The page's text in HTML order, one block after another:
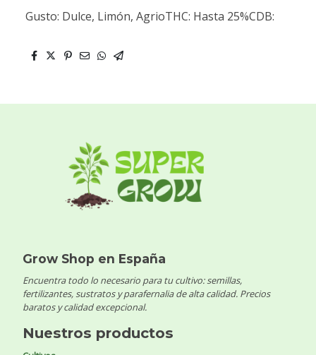
Gusto: Dulce, Limón, AgrioTHC: Hasta 25%CDB:
Grow Shop en España
Encuentra todo lo necesario para tu cultivo: semillas,
fertilizantes, sustratos y parafernalia de alta calidad. Precios
baratos y calidad excepcional.
Nuestros productos